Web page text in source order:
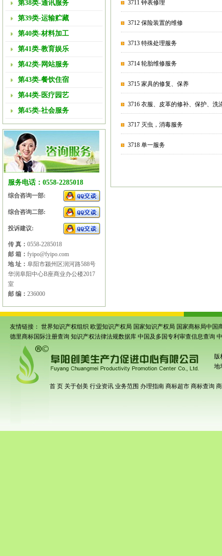
第38类-通讯服务
第39类-运输贮藏
第40类-材料加工
第41类-教育娱乐
第42类-网站服务
第43类-餐饮住宿
第44类-医疗园艺
第45类-社会服务
服务电话：0558-2285018
综合咨询一部:
综合咨询二部:
投诉建议:
传 真： 0558-2285018
邮 箱： fyipo@fyipo.com
地 址： 阜阳市颍州区润河路588号
华润阜阳中心B座商业办公楼2017
室
邮 编： 236000
3711 钟表修理
3712 保险装置的维修
3713 特殊处理服务
3714 轮胎维修服务
3715 家具的修复、保养
3716 衣服、皮革的修补、保护、洗
3717 灭虫，消毒服务
3718 单一服务
友情链接： 世界知识产权组织 欧盟知识产权局 国家知识产权局 国家商标局中国
德里商标国际注册查询 知识产权法律法规数据库 中国及多国专利审查信息查询
版
地
首 页 关于创美 行业资讯 业务范围 办理指南 商标超市 商标查询